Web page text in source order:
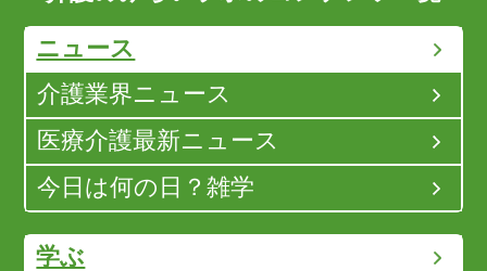
ニュース
介護業界ニュース
医療介護最新ニュース
今日は何の日？雑学
学ぶ